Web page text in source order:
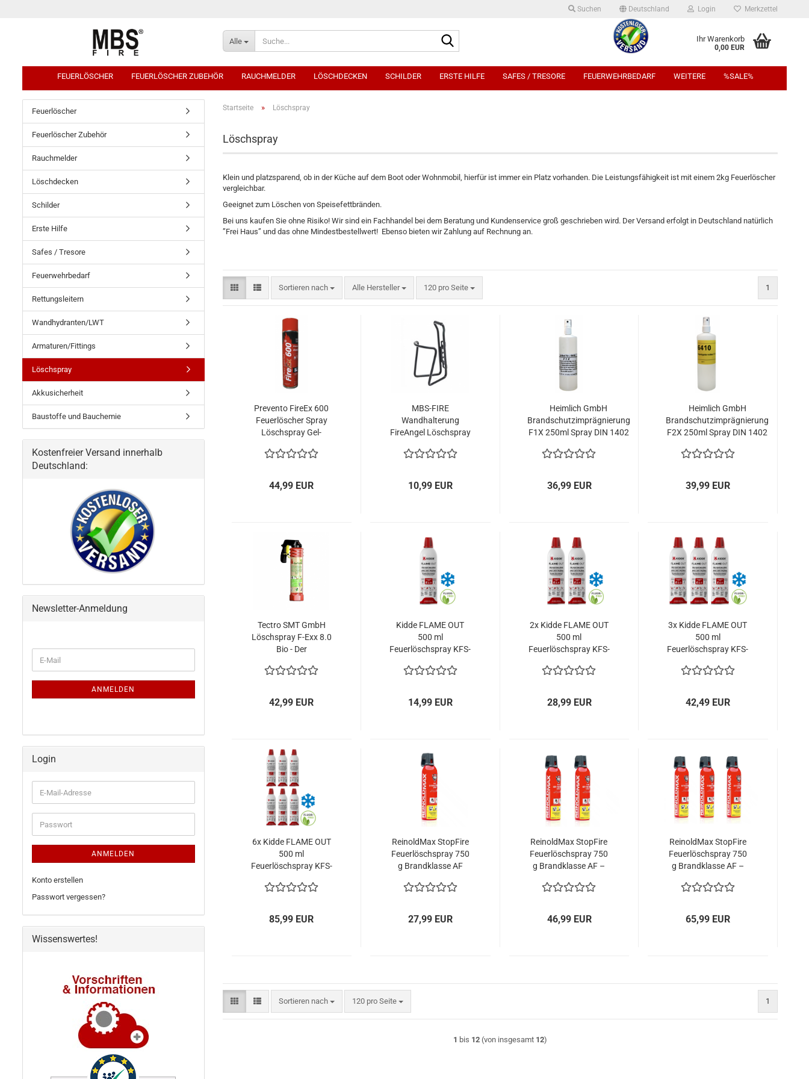
Suchen Deutschland Login Merkzettel
Alle Ihr Warenkorb
0,00 EUR
FEUERLÖSCHER FEUERLÖSCHER ZUBEHÖR RAUCHMELDER LÖSCHDECKEN SCHILDER ERSTE HILFE SAFES / TRESORE FEUERWEHRBEDARF %SALE%
WEITERE
Startseite » Löschspray
Löschspray
Klein und platzsparend, ob in der Küche auf dem Boot oder Wohnmobil, hierfür ist immer ein Platz vorhanden. Die Leistungsfähigkeit ist mit einem 2kg Feuerlöscher
vergleichbar.
Geeignet zum Löschen von Speisefettbränden.
Bei uns kaufen Sie ohne Risiko! Wir sind ein Fachhandel bei dem Beratung und Kundenservice groß geschrieben wird. Der Versand erfolgt in Deutschland natürlich
”Frei Haus” und das ohne Mindestbestellwert! Ebenso bieten wir Zahlung auf Rechnung an.
Sortieren nach
Sortieren nach Alle Hersteller 120 pro Seite
pro Seite 1
Prevento FireEx 600
Feuerlöscher Spray
Löschspray Gel-
44,99 EUR
MBS-FIRE
Wandhalterung
FireAngel Löschspray
Halter
10,99 EUR
Heimlich GmbH
Brandschutzimprägnierung
F1X 250ml Spray DIN 1402
36,99 EUR
Heimlich GmbH
Brandschutzimprägnierung
F2X 250ml Spray DIN 1402
39,99 EUR
Tectro SMT GmbH
Löschspray F-Exx 8.0
Bio - Der
A,B,F -Feuerlöscher
(Made in Germany)
42,99 EUR
Kidde FLAME OUT
500 ml
Feuerlöschspray KFS-
14,99 EUR
2x Kidde FLAME OUT
500 ml
Feuerlöschspray KFS-
28,99 EUR
3x Kidde FLAME OUT
500 ml
Feuerlöschspray KFS-
42,49 EUR
6x Kidde FLAME OUT
500 ml
Feuerlöschspray KFS-
85,99 EUR
ReinoldMax StopFire
Feuerlöschspray 750
g Brandklasse AF
27,99 EUR
ReinoldMax StopFire
Feuerlöschspray 750
g Brandklasse AF –
46,99 EUR
ReinoldMax StopFire
Feuerlöschspray 750
g Brandklasse AF –
65,99 EUR
Sortieren nach
Sortieren nach 120 pro Seite
pro Seite 1
1 bis 12(von insgesamt 12)
Feuerlöscher
Feuerlöscher Zubehör
Rauchmelder
Löschdecken
Schilder
Erste Hilfe
Safes / Tresore
Feuerwehrbedarf
Rettungsleitern
Wandhydranten/LWT
Armaturen/Fittings
Löschspray
Akkusicherheit
Baustoffe und Bauchemie
Kostenfreier Versand innerhalb
Deutschland:
Newsletter-Anmeldung
ZUR
E-
Mail
ANMELDEN
Login
E-
Mail-
Adresse
Passwort
ANMELDEN
Konto erstellen
Passwort vergessen?
Wissenswertes!